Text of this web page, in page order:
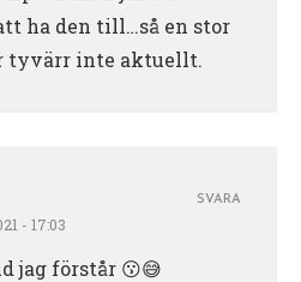
ha den till…så en stor
tyvärr inte aktuellt.
- 17:03
jag förstår 😗😅
SVARA